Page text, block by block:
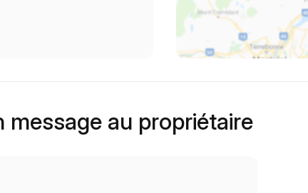
message au propriétaire